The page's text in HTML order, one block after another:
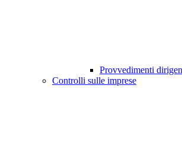
Provvedimenti
Controlli sulle imprese